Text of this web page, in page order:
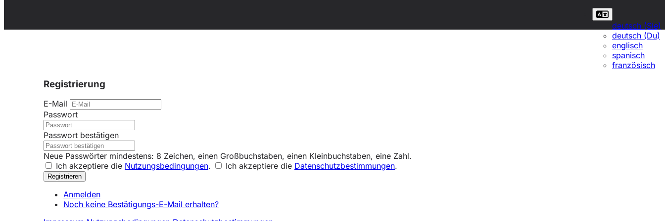
deutsch (Sie)
deutsch (Du)
englisch
spanisch
französisch
Registrierung
E-Mail
Passwort
Passwort bestätigen
Neue Passwörter mindestens: 8 Zeichen, einen Großbuchstaben, einen Kleinbuchstaben, eine Zahl.
Ich akzeptiere die Nutzungsbedingungen. Ich akzeptiere die Datenschutzbestimmungen.
Anmelden
Noch keine Bestätigungs-E-Mail erhalten?